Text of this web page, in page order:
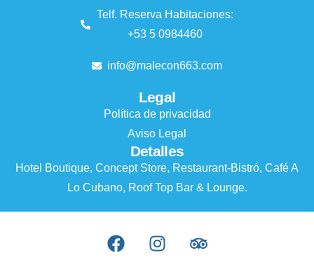
Telf. Reserva Habitaciones:
+53 5 0984460
info@malecon663.com
Legal
Política de privacidad
Aviso Legal
Detalles
Hotel Boutique, Concept Store, Restaurant-Bistró, Café A
Lo Cubano, Roof Top Bar & Lounge.